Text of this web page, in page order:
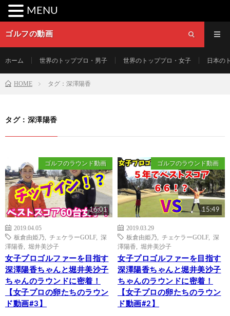
ゴルフの動画
ホーム 世界のトッププロ・男子 世界のトッププロ・女子 日本の
HOME タグ：深澤陽香
タグ：深澤陽香
ゴルフのラウンド動画
16:01
2019.04.05
板倉由姫乃
チェケラーGOLF, 深
澤陽香
堀井美沙子
女子プロゴルファーを目指す
深澤陽香ちゃんと堀井美沙子
ちゃんのラウンドに密着！
【女子プロの卵たちのラウン
ド動画#3】
ゴルフのラウンド動画
15:49
2019.03.29
板倉由姫乃
チェケラーGOLF, 深
澤陽香
堀井美沙子
女子プロゴルファーを目指す
深澤陽香ちゃんと堀井美沙子
ちゃんのラウンドに密着！
【女子プロの卵たちのラウン
ド動画#2】
MENU